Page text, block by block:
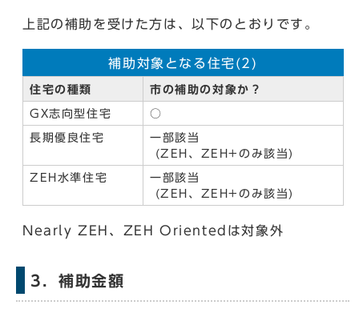
上記の補助を受けた方は、以下のとおりです。
補助対象となる住宅(2)
住宅の種類 市の補助の対象か？
GX志向型住宅 ○
長期優良住宅
一部該当
(ZEH、ZEH+のみ該当)
ZEH水準住宅
一部該当
(ZEH、ZEH+のみ該当)
Nearly ZEH、ZEH Orientedは対象外
3．補助金額